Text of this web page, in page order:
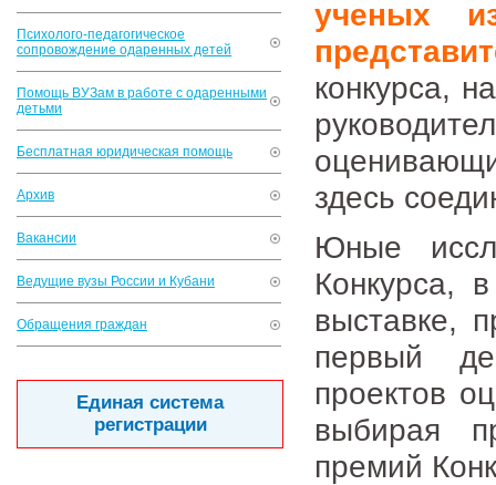
Психолого-педагогическое
сопровождение одаренных детей
Помощь ВУЗам в работе с одаренными
детьми
Бесплатная юридическая помощь
Архив
Вакансии
Ведущие вузы России и Кубани
Обращения граждан
Единая система
регистрации
ученых
конкурса,
здесь
Юные
Конкурса,
выставке,
первый
проектов
выбирая
премий